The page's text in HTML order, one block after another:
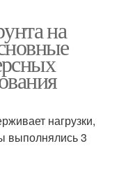
на
нагрузки,
выполнялись 3